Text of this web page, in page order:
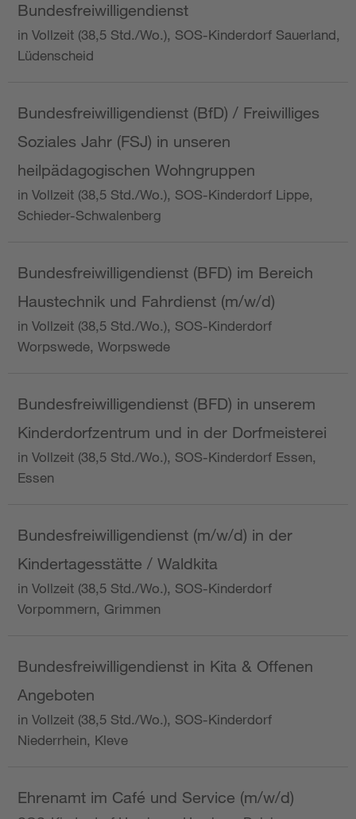
Bundesfreiwilligendienst
in Vollzeit (38,5 Std./Wo.), SOS-Kinderdorf Sauerland,
Lüdenscheid
Bundesfreiwilligendienst (BfD) / Freiwilliges
Soziales Jahr (FSJ) in unseren
heilpädagogischen Wohngruppen
in Vollzeit (38,5 Std./Wo.), SOS-Kinderdorf Lippe,
Schieder-Schwalenberg
Bundesfreiwilligendienst (BFD) im Bereich
Haustechnik und Fahrdienst (m/w/d)
in Vollzeit (38,5 Std./Wo.), SOS-Kinderdorf
Worpswede, Worpswede
Bundesfreiwilligendienst (BFD) in unserem
Kinderdorfzentrum und in der Dorfmeisterei
in Vollzeit (38,5 Std./Wo.), SOS-Kinderdorf Essen,
Essen
Bundesfreiwilligendienst (m/w/d) in der
Kindertagesstätte / Waldkita
in Vollzeit (38,5 Std./Wo.), SOS-Kinderdorf
Vorpommern, Grimmen
Bundesfreiwilligendienst in Kita & Offenen
Angeboten
in Vollzeit (38,5 Std./Wo.), SOS-Kinderdorf
Niederrhein, Kleve
Ehrenamt im Café und Service (m/w/d)